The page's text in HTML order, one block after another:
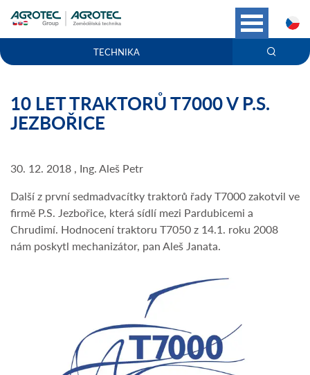
TECHNIKA
10 LET TRAKTORŮ T7000 V P.S.
JEZBOŘICE
30. 12. 2018 , Ing. Aleš Petr
Další z první sedmadvacítky traktorů řady T7000 zakotvil ve
firmě P.S. Jezbořice, která sídlí mezi Pardubicemi a
Chrudimí. Hodnocení traktoru T7050 z 14.1. roku 2008
nám poskytl mechanizátor, pan Aleš Janata.